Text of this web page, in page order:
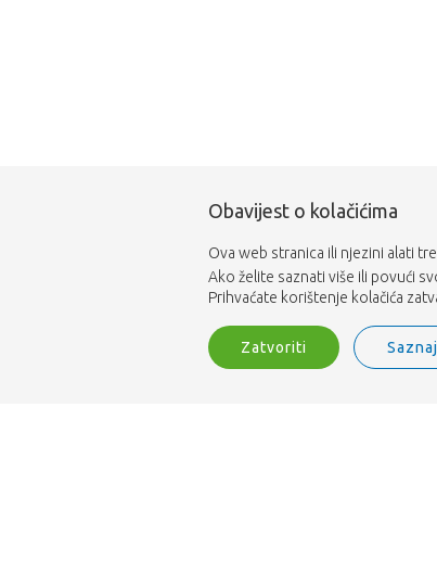
Obavijest o kolačićima
Ova web stranica ili njezini alati
Ako želite saznati više ili povući
Prihvaćate korištenje kolačića
Zatvoriti